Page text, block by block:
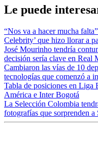
Le puede
“Nos va a hacer mucha
Celebrity’ que hizo llorar a
José Mourinho tendría
decisión sería clave en Real
Cambiaron las vías de 10
tecnologías que comenzó a
Tabla de posiciones en Liga
América e Inter Bogotá
La Selección Colombia
fotografías que sorprenden a